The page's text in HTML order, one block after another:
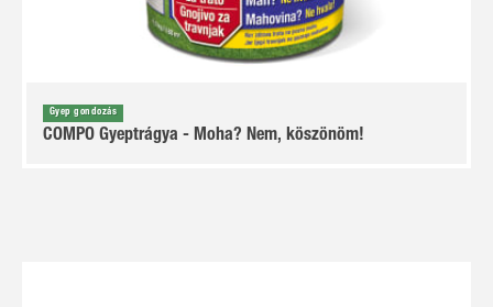
Gyep gondozás
COMPO Gyeptrágya - Moha? Nem, köszönöm!